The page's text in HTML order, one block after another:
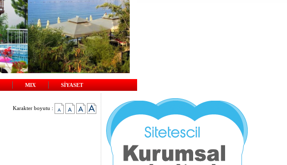
MIX SİYASET
Karakter boyutu :